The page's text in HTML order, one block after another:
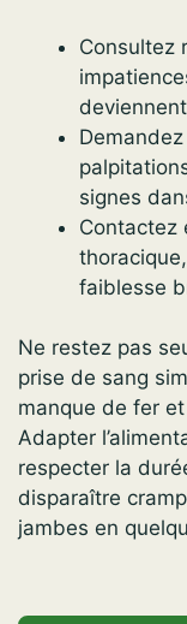
Consultez
signes
Contactez
faiblesse
Ne restez pas
prise de sang
manque de fer
Adapter
respecter la
disparaître
jambes en